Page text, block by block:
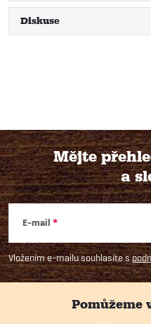
Diskuse
Z
á
p
Mějte
a
E-mail
Vložením e-mailu souhlasíte s